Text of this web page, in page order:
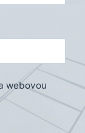
webovou